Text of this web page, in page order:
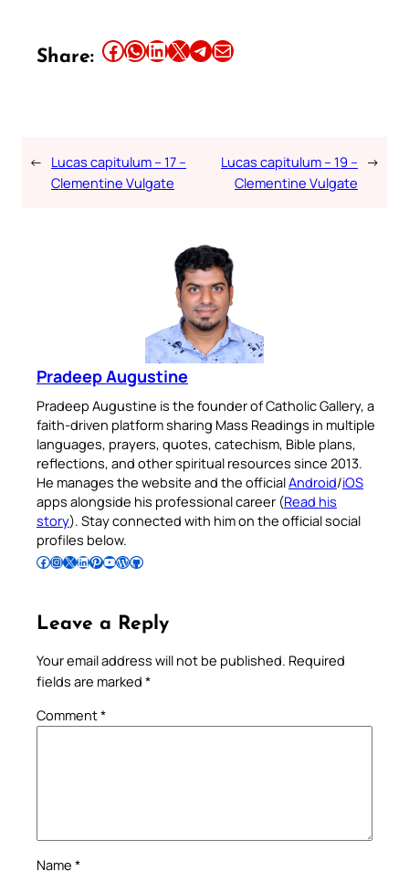
Share: Share this article on Facebook Share this article on WhatsApp Share this article on LinkedIn Share this article on X Share this article on TelegramEmail this Article
← Lucas capitulum – 17 –
Clementine Vulgate
Lucas capitulum – 19 –
Clementine Vulgate
→
Pradeep Augustine
Pradeep Augustine is the founder of Catholic Gallery, a
faith-driven platform sharing Mass Readings in multiple
languages, prayers, quotes, catechism, Bible plans,
reflections, and other spiritual resources since 2013.
He manages the website and the officialAndroid/iOS
apps alongside his professional career (Read his
story). Stay connected with him on the official social
profiles below.
Follow Pradeep on Facebook Follow Pradeep on InstagramFollow Pradeep on X Follow Pradeep on LinkedIn Follow Pradeep on Pinterest Subscribe to Pradeep’s Youtube Channel Follow Pradeep on WordPress Follow Pradeep on GitHub
Leave a Reply
Your email address will not be published. Required
fields are marked *
Comment*
Name *